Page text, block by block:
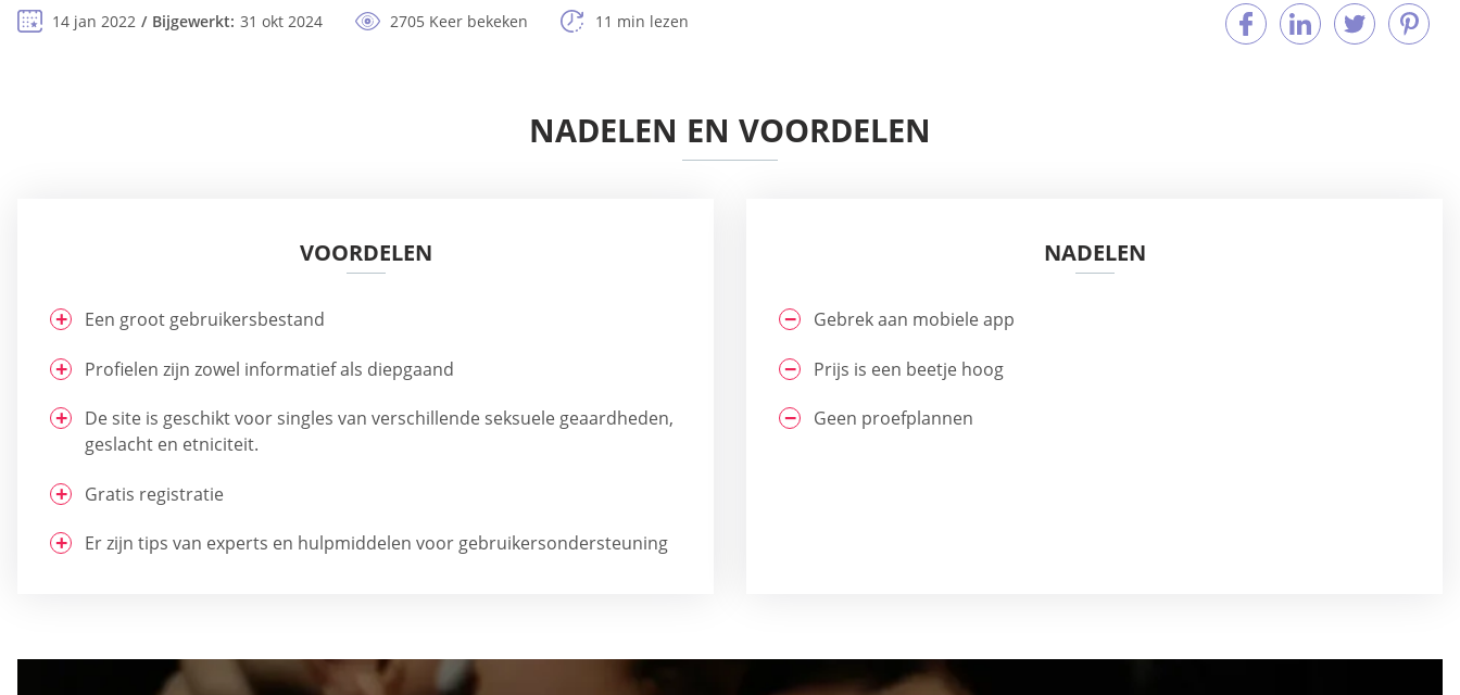
14 jan 2022 Bijgewerkt: 31 okt 2024 2705 Keer bekeken 11 min lezen
NADELEN EN VOORDELEN
VOORDELEN
Een groot gebruikersbestand
Profielen zijn zowel informatief als diepgaand
De site is geschikt voor singles van verschillende seksuele geaardheden,
geslacht en etniciteit.
Gratis registratie
Er zijn tips van experts en hulpmiddelen voor gebruikersondersteuning
NADELEN
Gebrek aan mobiele app
Prijs is een beetje hoog
Geen proefplannen